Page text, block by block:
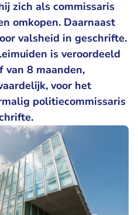
zich als commissaris
omkopen. Daarnaast
valsheid in geschrifte.
is veroordeeld
van 8 maanden,
voor het
politiecommissaris